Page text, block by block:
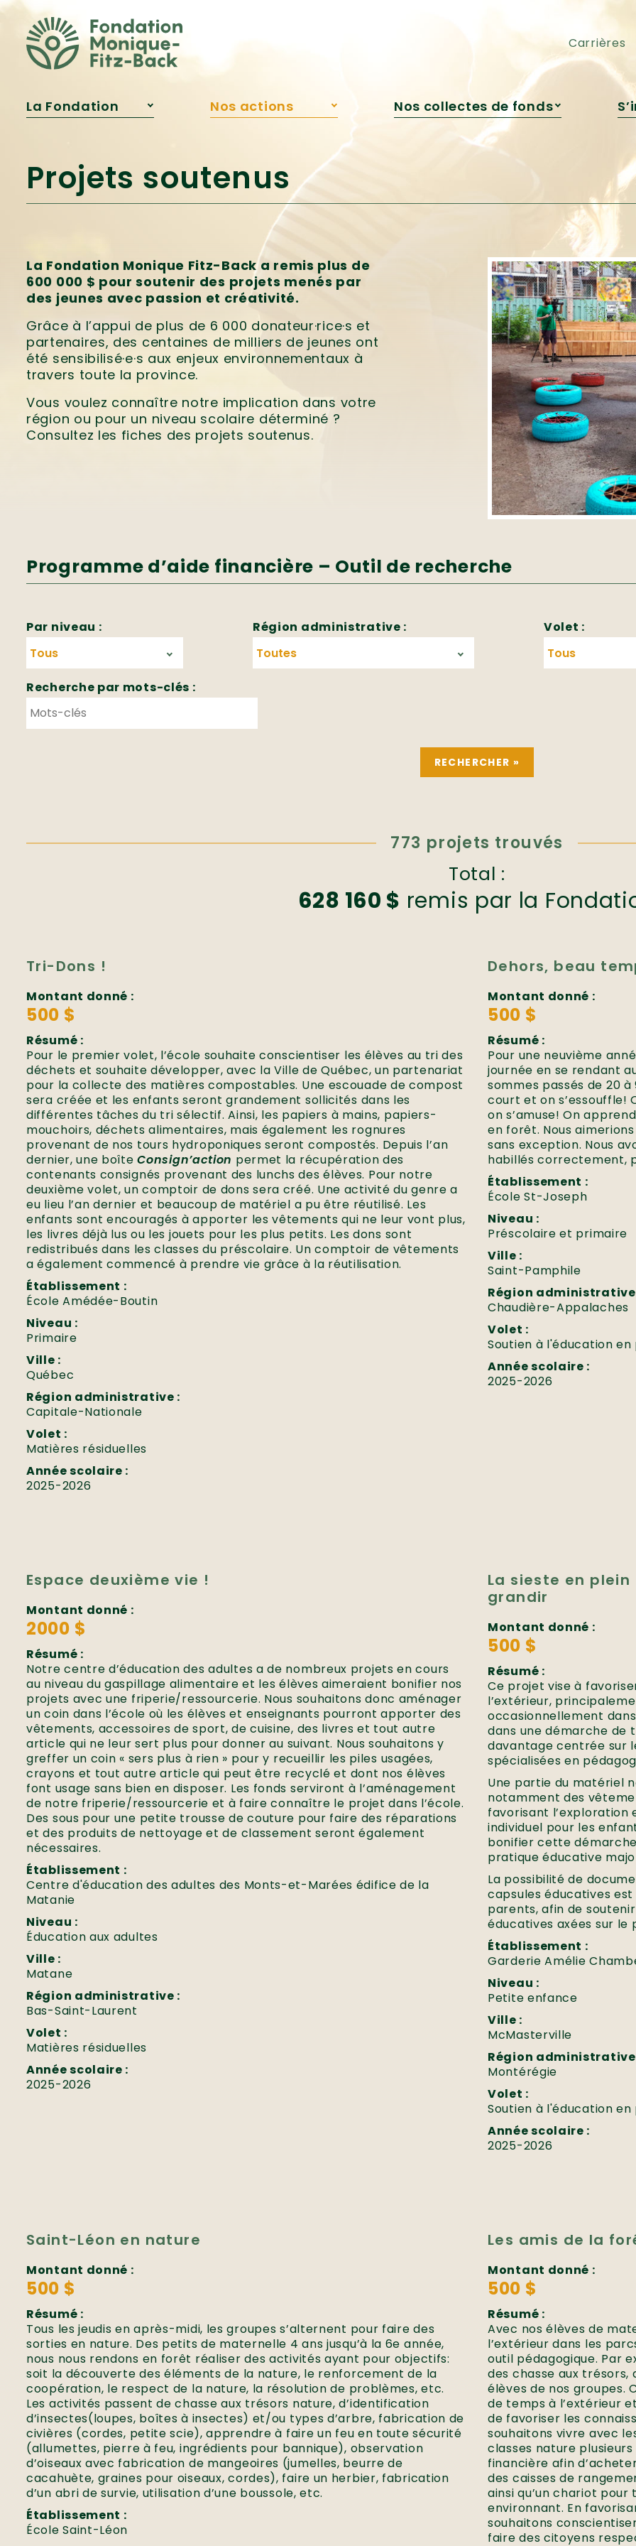
Carrières
La Fondation
d’administration
Qui était Monique
Fitz‑Back?
Nos actions
Bourse Samare
Innovation
pédagogique
Engagement
jeunesse
Nos collectes de fonds
Campagne de Roxanne
Campagne automnale
Publications
Reconnaissances
Projets soutenus
La Fondation Monique Fitz-Back a remis plus de
600 000 $ pour soutenir des projets menés par
des jeunes avec passion et créativité.
Grâce à l’appui de plus de 6 000 donateur·rice·s et
partenaires, des centaines de milliers de jeunes ont
été sensibilisé·e·s aux enjeux environnementaux à
travers toute la province.
Vous voulez connaître notre implication dans votre
région ou pour un niveau scolaire déterminé ?
Consultez les fiches des projets soutenus.
Programme d’aide financière – Outil de recherche
Par niveau : Région administrative : Volet :
Recherche par mots-clés :
773 projets trouvés
Total :
628 160 $ remis par la
Tri-Dons !
Montant donné :
500 $
Résumé :
Pour le premier volet, l’école souhaite conscientiser les élèves au tri des
déchets et souhaite développer, avec la Ville de Québec, un partenariat
pour la collecte des matières compostables. Une escouade de compost
sera créée et les enfants seront grandement sollicités dans les
différentes tâches du tri sélectif. Ainsi, les papiers à mains, papiers-
mouchoirs, déchets alimentaires, mais également les rognures
provenant de nos tours hydroponiques seront compostés. Depuis l’an
dernier, une boîteConsign’action permet la récupération des
contenants consignés provenant des lunchs des élèves. Pour notre
deuxième volet, un comptoir de dons sera créé. Une activité du genre a
eu lieu l’an dernier et beaucoup de matériel a pu être réutilisé. Les
enfants sont encouragés à apporter les vêtements qui ne leur vont plus,
les livres déjà lus ou les jouets pour les plus petits. Les dons sont
redistribués dans les classes du préscolaire. Un comptoir de vêtements
a également commencé à prendre vie grâce à la réutilisation.
Établissement :
École Amédée-Boutin
Niveau :
Primaire
Ville :
Québec
Région administrative :
Capitale-Nationale
Volet :
Matières résiduelles
Année scolaire :
2025-2026
Dehors, beau
Montant donné :
500 $
Résumé :
Pour une neuvième
journée en se rendant
sommes passés de 20
court et on s’essouffle!
on s’amuse! On
en forêt. Nous
sans exception. Nous
habillés correctement,
Établissement :
École St-Joseph
Niveau :
Préscolaire et primaire
Ville :
Saint-Pamphile
Région
Chaudière-Appalaches
Volet :
Soutien à l'éducation en
Année scolaire :
2025-2026
Espace deuxième vie !
Montant donné :
2000 $
Résumé :
Notre centre d’éducation des adultes a de nombreux projets en cours
au niveau du gaspillage alimentaire et les élèves aimeraient bonifier nos
projets avec une friperie/ressourcerie. Nous souhaitons donc aménager
un coin dans l’école où les élèves et enseignants pourront apporter des
vêtements, accessoires de sport, de cuisine, des livres et tout autre
article qui ne leur sert plus pour donner au suivant. Nous souhaitons y
greffer un coin « sers plus à rien » pour y recueillir les piles usagées,
crayons et tout autre article qui peut être recyclé et dont nos élèves
font usage sans bien en disposer. Les fonds serviront à l’aménagement
de notre friperie/ressourcerie et à faire connaître le projet dans l’école.
Des sous pour une petite trousse de couture pour faire des réparations
et des produits de nettoyage et de classement seront également
nécessaires.
Établissement :
Centre d'éducation des adultes des Monts-et-Marées édifice de la
Matanie
Niveau :
Éducation aux adultes
Ville :
Matane
Région administrative :
Bas-Saint-Laurent
Volet :
Matières résiduelles
Année scolaire :
2025-2026
La sieste en
grandir
Montant donné :
500 $
Résumé :
Ce projet vise à
l’extérieur,
occasionnellement
dans une démarche de
davantage centrée sur
spécialisées en
Une partie du matériel
notamment des
favorisant l’exploration
individuel pour les
bonifier cette démarche
pratique éducative
La possibilité de
capsules éducatives
parents, afin de
éducatives axées sur le
Établissement :
Garderie Amélie
Niveau :
Petite enfance
Ville :
McMasterville
Région
Montérégie
Volet :
Soutien à l'éducation en
Année scolaire :
2025-2026
Saint-Léon en nature
Montant donné :
500 $
Résumé :
Tous les jeudis en après-midi, les groupes s’alternent pour faire des
sorties en nature. Des petits de maternelle 4 ans jusqu’à la 6e année,
nous nous rendons en forêt réaliser des activités ayant pour objectifs:
soit la découverte des éléments de la nature, le renforcement de la
coopération, le respect de la nature, la résolution de problèmes, etc.
Les activités passent de chasse aux trésors nature, d’identification
d’insectes(loupes, boîtes à insectes) et/ou types d’arbre, fabrication de
civières (cordes, petite scie), apprendre à faire un feu en toute sécurité
(allumettes, pierre à feu, ingrédients pour bannique), observation
d’oiseaux avec fabrication de mangeoires (jumelles, beurre de
cacahuète, graines pour oiseaux, cordes), faire un herbier, fabrication
d’un abri de survie, utilisation d’une boussole, etc.
Établissement :
École Saint-Léon
Les amis de la
Montant donné :
500 $
Résumé :
Avec nos élèves de
l’extérieur dans les
outil pédagogique. Par
des chasse aux
élèves de nos groupes.
de temps à l’extérieur
de favoriser les
souhaitons vivre avec
classes nature
financière afin
des caisses de
ainsi qu’un chariot
environnant. En
souhaitons
faire des citoyens